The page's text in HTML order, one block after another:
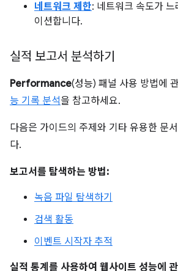
네트워크 제한: 네트워크 속도가 느
이션합니다.
실적 보고서 분석하기
Performance(성능) 패널 사용 방법에
능 기록 분석을 참고하세요.
다음은 가이드의 주제와 기타 유용한 문
다.
보고서를 탐색하는 방법:
녹음 파일 탐색하기
검색 활동
이벤트 시작자 추적
실적 통계를 사용하여 웹사이트 성능에